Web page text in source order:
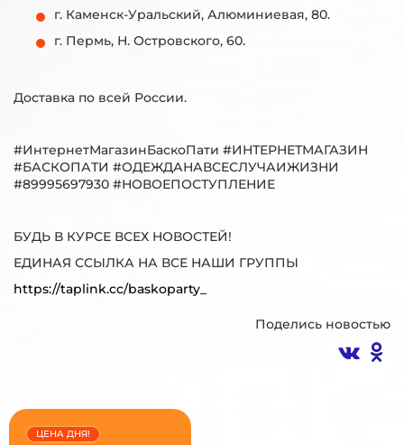
г. Каменск-Уральский, Алюминиевая, 80.
г. Пермь, Н. Островского, 60.
Доставка по всей России.
#ИнтернетМагазинБаскоПати #ИНТЕРНЕТМАГАЗИН
#БАСКОПАТИ #ОДЕЖДАНАВСЕСЛУЧАИЖИЗНИ
#89995697930 #НОВОЕПОСТУПЛЕНИЕ
БУДЬ В КУРСЕ ВСЕХ НОВОСТЕЙ!
ЕДИНАЯ ССЫЛКА НА ВСЕ НАШИ ГРУППЫ
https://taplink.cc/baskoparty_
Поделись новостью
ЦЕНА ДНЯ!